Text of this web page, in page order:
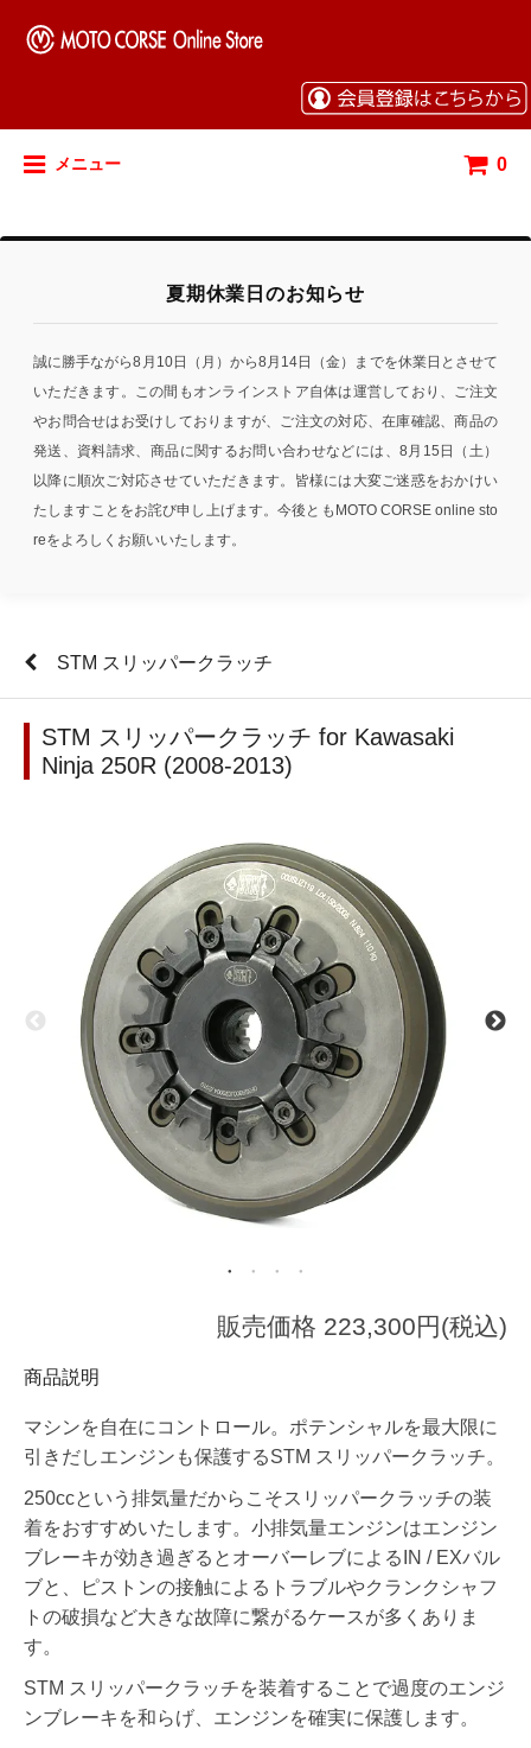
メニュー 0
夏期休業日のお知らせ
誠に勝手ながら8月10日（月）から8月14日（金）までを休業日とさせて
いただきます。この間もオンラインストア自体は運営しており、ご注文
やお問合せはお受けしておりますが、ご注文の対応、在庫確認、商品の
発送、資料請求、商品に関するお問い合わせなどには、8月15日（土）
以降に順次ご対応させていただきます。皆様には大変ご迷惑をおかけい
たしますことをお詫び申し上げます。今後ともMOTO CORSE online sto
reをよろしくお願いいたします。
STM スリッパークラッチ
STM スリッパークラッチ for Kawasaki
Ninja 250R (2008-2013)
販売価格 223,300円(税込)
商品説明
マシンを自在にコントロール。ポテンシャルを最大限に
引きだしエンジンも保護するSTM スリッパークラッチ。
250ccという排気量だからこそスリッパークラッチの装
着をおすすめいたします。小排気量エンジンはエンジン
ブレーキが効き過ぎるとオーバーレブによるIN / EXバル
ブと、ピストンの接触によるトラブルやクランクシャフ
トの破損など大きな故障に繋がるケースが多くありま
す。
STM スリッパークラッチを装着することで過度のエンジ
ンブレーキを和らげ、エンジンを確実に保護します。